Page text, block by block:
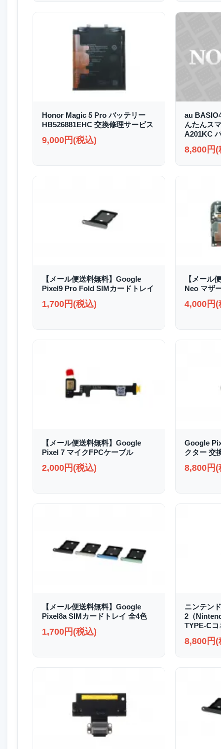
Honor Magic 5 Pro バッテリー
HB526881EHC 交換修理サービス
9,000円(税込)
au
んたんス
A201KC
8,800円(
【メール便送料無料】Google
Pixel9 Pro Fold SIMカードトレイ
1,700円(税込)
【メール
Neo マザ
4,000円(
【メール便送料無料】Google
Pixel 7 マイクFPCケーブル
2,000円(税込)
Google
クター 交
8,800円(
【メール便送料無料】Google
Pixel8a SIMカードトレイ 全4色
1,700円(税込)
ニンテン
2（
TYPE-C
8,800円(